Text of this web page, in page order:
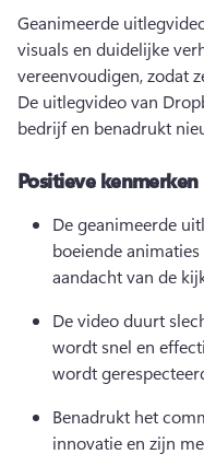
Geanimeerde
visuals en duidelijke
De uitlegvideo van
bedrijf en benadrukt
Positieve kenmerken
De geanimeerde
boeiende
aandacht van de
De video duurt
wordt snel en
wordt
Benadrukt het
innovatie en zijn